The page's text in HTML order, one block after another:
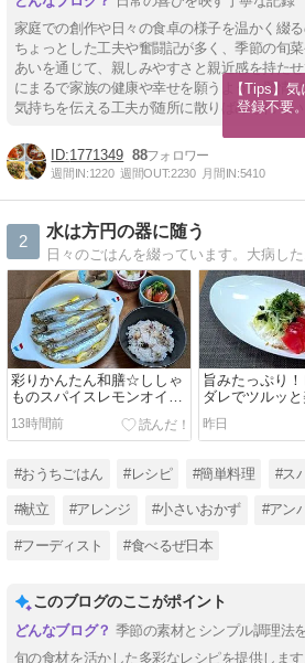
家庭での創作や日々の食卓の様子を温かく綴
ちょっとした工夫や奮闘記が多く、季節の旬
あいを通じて、親しみやすさと親近感を持た
にまるで家族の健康や幸せを願うような愛情
気持ちを伝える工夫が随所に散りばめられて
1771349 88
週間IN:1220 週間OUT:2230 月間IN:5410
2
水は方円の器に随う
彩りかんたん和膳☆ししゃ
ものスパイスレモンオイル
焼き♪☆♪☆♪
13時間前
旨みたっぷり
ダレでツルッ
茹で鶏ｄｅ坦々
♪☆♪☆♪
昨日
#おうちごはん #レシピ #簡単料理 #ス
#献立 #アレンジ #小さいおかず #アン
#フーディスト #食べるぜ日本
このブログのここがポイント
季節の素材とシンプル調理法
旬の食材を活かした多彩なレシピを提供しま
【Tips】
登録不要